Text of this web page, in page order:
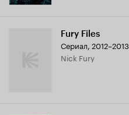
Fury Files
Сериал, 2012–2013
Nick Fury